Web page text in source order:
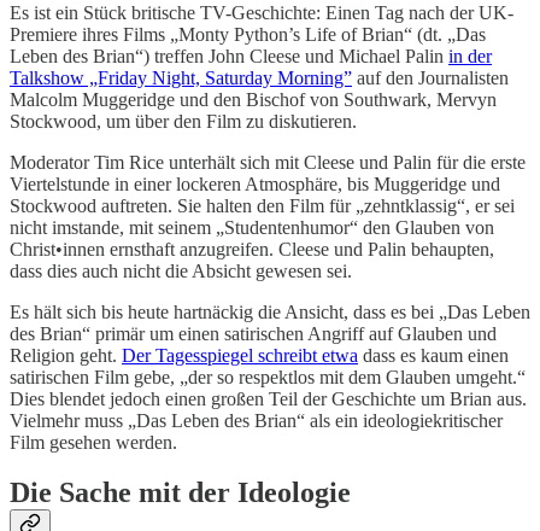
Es ist ein Stück britische TV-Geschichte: Einen Tag nach der UK-
Premiere ihres Films „Monty Python’s Life of Brian“ (dt. „Das
Leben des Brian“) treffen John Cleese und Michael Palin in der
Talkshow „Friday Night, Saturday Morning” auf den Journalisten
Malcolm Muggeridge und den Bischof von Southwark, Mervyn
Stockwood, um über den Film zu diskutieren.
Moderator Tim Rice unterhält sich mit Cleese und Palin für die erste
Viertelstunde in einer lockeren Atmosphäre, bis Muggeridge und
Stockwood auftreten. Sie halten den Film für „zehntklassig“, er sei
nicht imstande, mit seinem „Studentenhumor“ den Glauben von
Christ•innen ernsthaft anzugreifen. Cleese und Palin behaupten,
dass dies auch nicht die Absicht gewesen sei.
Es hält sich bis heute hartnäckig die Ansicht, dass es bei „Das Leben
des Brian“ primär um einen satirischen Angriff auf Glauben und
Religion geht. Der Tagesspiegel schreibt etwa dass es kaum einen
satirischen Film gebe, „der so respektlos mit dem Glauben umgeht.“
Dies blendet jedoch einen großen Teil der Geschichte um Brian aus.
Vielmehr muss „Das Leben des Brian“ als ein ideologiekritischer
Film gesehen werden.
Die Sache mit der Ideologie